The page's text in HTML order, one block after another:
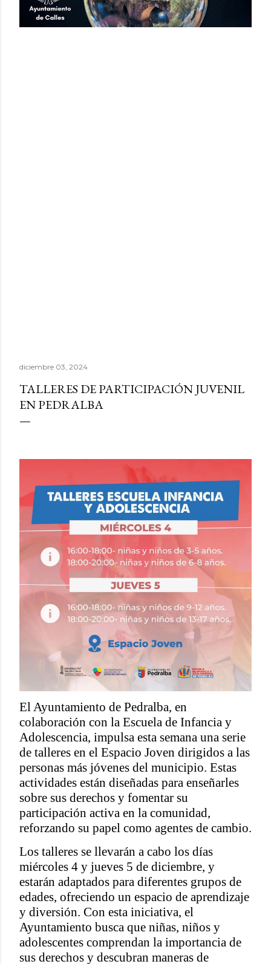
diciembre 03, 2024
TALLERES DE PARTICIPACIÓN JUVENIL
EN PEDRALBA
El Ayuntamiento de Pedralba, en
colaboración con la Escuela de Infancia y
Adolescencia, impulsa esta semana una serie
de talleres en el Espacio Joven dirigidos a las
personas más jóvenes del municipio. Estas
actividades están diseñadas para enseñarles
sobre sus derechos y fomentar su
participación activa en la comunidad,
reforzando su papel como agentes de cambio.
Los talleres se llevarán a cabo los días
miércoles 4 y jueves 5 de diciembre, y
estarán adaptados para diferentes grupos de
edades, ofreciendo un espacio de aprendizaje
y diversión. Con esta iniciativa, el
Ayuntamiento busca que niñas, niños y
adolescentes comprendan la importancia de
sus derechos y descubran maneras de